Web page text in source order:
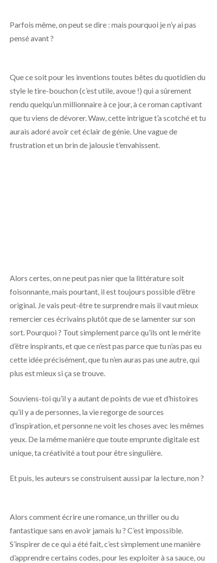
Parfois même, on peut se dire : mais pourquoi je n’y ai pas
pensé avant ?
Que ce soit pour les inventions toutes bêtes du quotidien du
style le tire-bouchon (c’est utile, avoue !) qui a sûrement
rendu quelqu’un millionnaire à ce jour, à ce roman captivant
que tu viens de dévorer. Waw, cette intrigue t’a scotché et tu
aurais adoré avoir cet éclair de génie. Une vague de
frustration et un brin de jalousie t’envahissent.
Alors certes, on ne peut pas nier que la littérature soit
foisonnante, mais pourtant, il est toujours possible d’être
original. Je vais peut-être te surprendre mais il vaut mieux
remercier ces écrivains plutôt que de se lamenter sur son
sort. Pourquoi ? Tout simplement parce qu’ils ont le mérite
d’être inspirants, et que ce n’est pas parce que tu n’as pas eu
cette idée précisément, que tu n’en auras pas une autre, qui
plus est mieux si ça se trouve.
Souviens-toi qu’il y a autant de points de vue et d’histoires
qu’il y a de personnes, la vie regorge de sources
d’inspiration, et personne ne voit les choses avec les mêmes
yeux. De la même manière que toute emprunte digitale est
unique, ta créativité a tout pour être singulière.
Et puis, les auteurs se construisent aussi par la lecture, non ?
Alors comment écrire une romance, un thriller ou du
fantastique sans en avoir jamais lu ? C’est impossible.
S’inspirer de ce qui a été fait, c’est simplement une manière
d’apprendre certains codes, pour les exploiter à sa sauce, ou